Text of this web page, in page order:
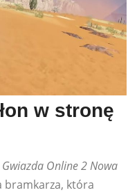
w stronę
Online 2Nowa
bramkarza, która